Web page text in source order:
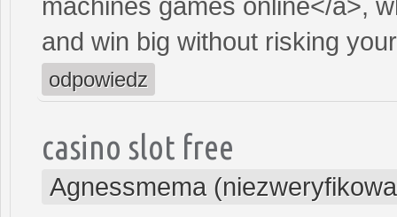
machines games online</a>,
and win big without risking
odpowiedz
casino slot free
Agnessmema